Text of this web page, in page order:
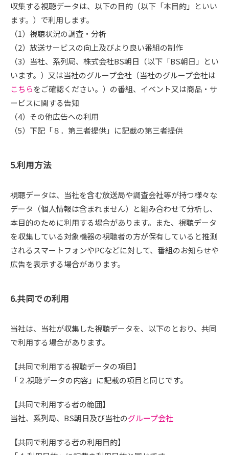
収集する視聴データは、以下の目的（以下「本目的」といい
ます。）で利用します。
（1）視聴状況の調査・分析
（2）放送サービスの向上及びより良い番組の制作
（3）当社、系列局、株式会社BS朝日（以下「BS朝日」とい
います。）又は当社のグループ会社（当社のグループ会社は
こちらをご確認ください。）の番組、イベント又は商品・サ
ービスに関する告知
（4）その他広告への利用
（5）下記「８．第三者提供」に記載の第三者提供
5.利用方法
視聴データは、当社を含む放送局や調査会社等が持つ様々な
データ（個人情報は含まれません）と組み合わせて分析し、
本目的のために利用する場合があります。また、視聴データ
を収集している対象機器の視聴者の方が保有していると推測
されるスマートフォンやPCなどに対して、番組のお知らせや
広告を表示する場合があります。
6.共同での利用
当社は、当社が収集した視聴データを、以下のとおり、共同
で利用する場合があります。
【共同で利用する視聴データの項目】
「２.視聴データの内容」に記載の項目と同じです。
【共同で利用する者の範囲】
当社、系列局、BS朝日及び当社のグループ会社
【共同で利用する者の利用目的】